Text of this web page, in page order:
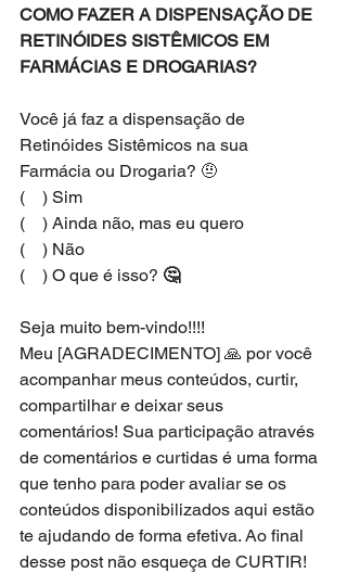
COMO FAZER A DISPENSAÇÃO DE
RETINÓIDES SISTÊMICOS EM
FARMÁCIAS E DROGARIAS?
Você já faz a dispensação de
Retinóides Sistêmicos na sua
Farmácia ou Drogaria? 🤨
(    ) Sim
(    ) Ainda não, mas eu quero
(    ) Não
(    ) O que é isso? 🤔
Seja muito bem-vindo!!!!
Meu [AGRADECIMENTO] 🙏 por você
acompanhar meus conteúdos, curtir,
compartilhar e deixar seus
comentários! Sua participação através
de comentários e curtidas é uma forma
que tenho para poder avaliar se os
conteúdos disponibilizados aqui estão
te ajudando de forma efetiva. Ao final
desse post não esqueça de CURTIR!